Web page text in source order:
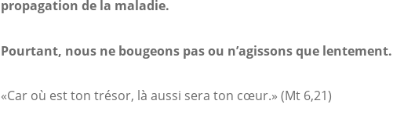
propagation de la maladie.
Pourtant, nous ne bougeons pas ou n’agissons que lentement.
«Car où est ton trésor, là aussi sera ton cœur.» (Mt 6,21)